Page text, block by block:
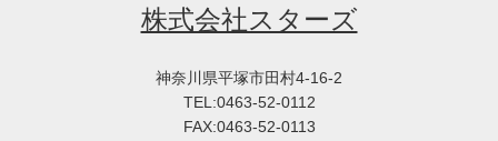
株式会社スターズ
神奈川県平塚市田村4-16-2
TEL:0463-52-0112
FAX:0463-52-0113